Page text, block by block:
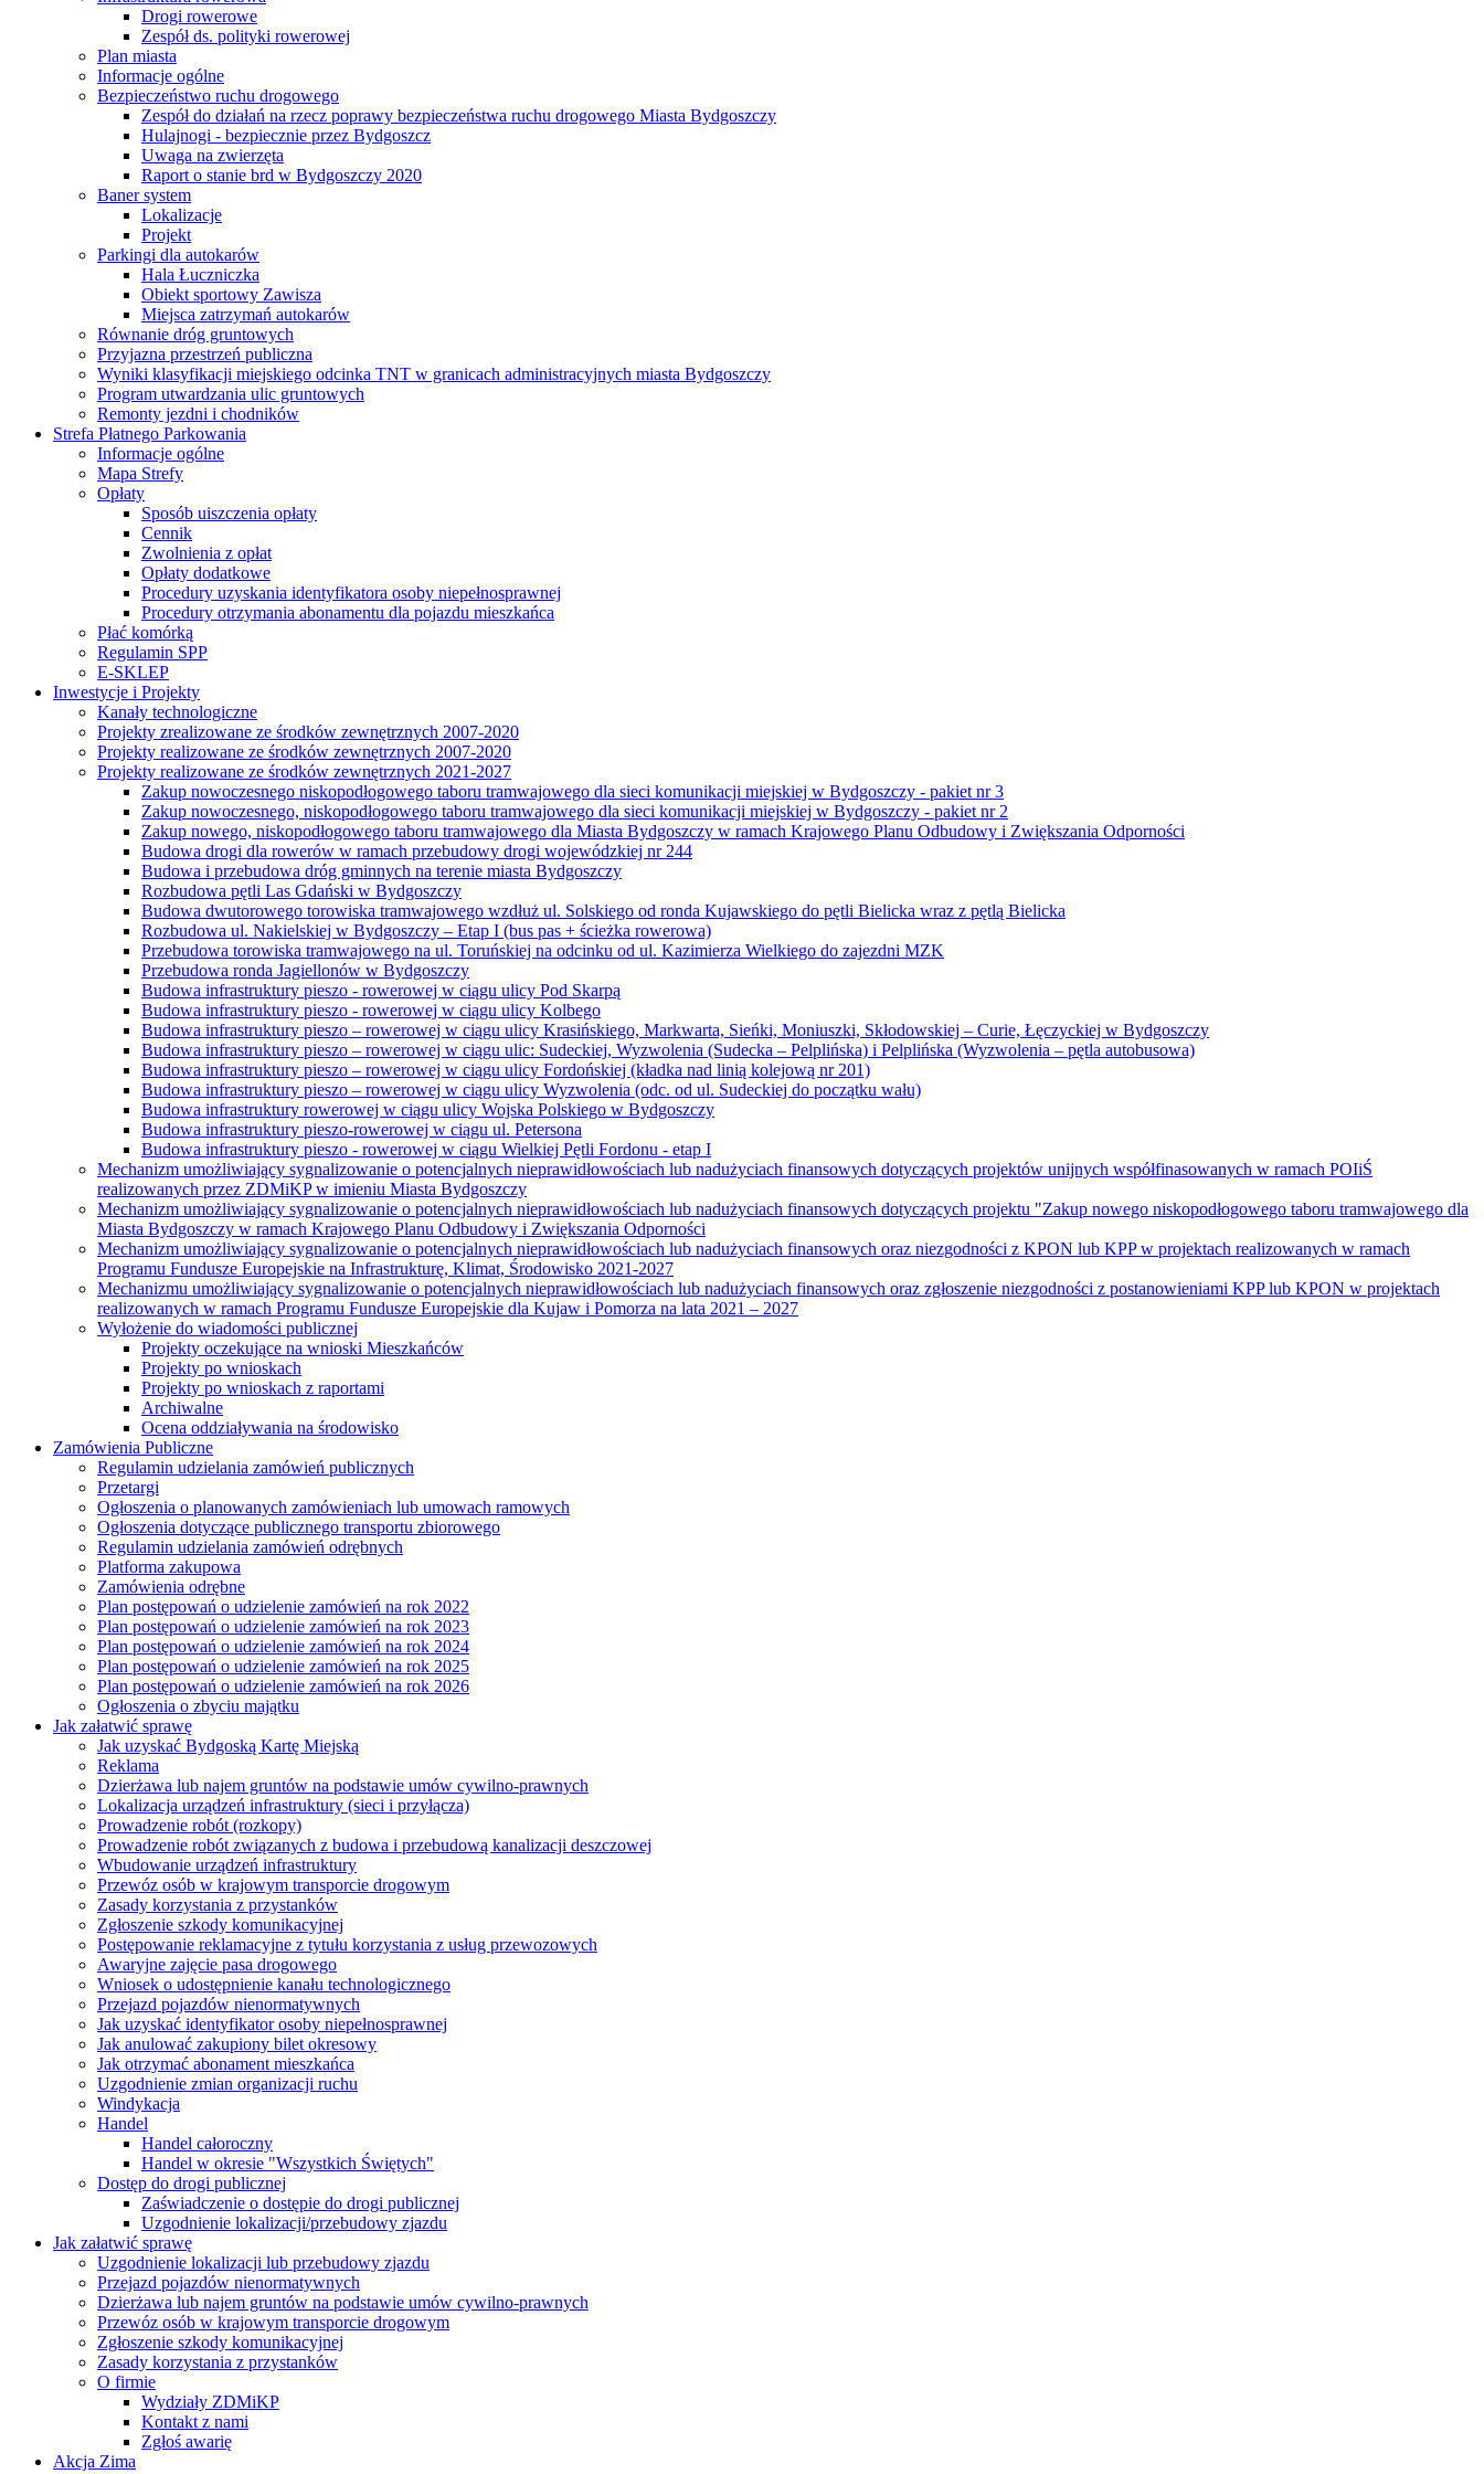
Drogi rowerowe
Zespół ds. polityki rowerowej
Plan miasta
Informacje ogólne
Bezpieczeństwo ruchu drogowego
Zespół do działań na rzecz poprawy bezpieczeństwa ruchu drogowego Miasta Bydgoszczy
Hulajnogi - bezpiecznie przez Bydgoszcz
Uwaga na zwierzęta
Raport o stanie brd w Bydgoszczy 2020
Baner system
Lokalizacje
Projekt
Parkingi dla autokarów
Hala Łuczniczka
Obiekt sportowy Zawisza
Miejsca zatrzymań autokarów
Równanie dróg gruntowych
Przyjazna przestrzeń publiczna
Wyniki klasyfikacji miejskiego odcinka TNT w granicach administracyjnych miasta Bydgoszczy
Program utwardzania ulic gruntowych
Remonty jezdni i chodników
Strefa Płatnego Parkowania
Informacje ogólne
Mapa Strefy
Opłaty
Sposób uiszczenia opłaty
Cennik
Zwolnienia z opłat
Opłaty dodatkowe
Procedury uzyskania identyfikatora osoby niepełnosprawnej
Procedury otrzymania abonamentu dla pojazdu mieszkańca
Płać komórką
Regulamin SPP
E-SKLEP
Inwestycje i Projekty
Kanały technologiczne
Projekty zrealizowane ze środków zewnętrznych 2007-2020
Projekty realizowane ze środków zewnętrznych 2007-2020
Projekty realizowane ze środków zewnętrznych 2021-2027
Zakup nowoczesnego niskopodłogowego taboru tramwajowego dla sieci komunikacji miejskiej w Bydgoszczy - pakiet nr 3
Zakup nowoczesnego, niskopodłogowego taboru tramwajowego dla sieci komunikacji miejskiej w Bydgoszczy - pakiet nr 2
Zakup nowego, niskopodłogowego taboru tramwajowego dla Miasta Bydgoszczy w ramach Krajowego Planu Odbudowy i Zwiększania Odporności
Budowa drogi dla rowerów w ramach przebudowy drogi wojewódzkiej nr 244
Budowa i przebudowa dróg gminnych na terenie miasta Bydgoszczy
Rozbudowa pętli Las Gdański w Bydgoszczy
Budowa dwutorowego torowiska tramwajowego wzdłuż ul. Solskiego od ronda Kujawskiego do pętli Bielicka wraz z pętlą Bielicka
Rozbudowa ul. Nakielskiej w Bydgoszczy – Etap I (bus pas + ścieżka rowerowa)
Przebudowa torowiska tramwajowego na ul. Toruńskiej na odcinku od ul. Kazimierza Wielkiego do zajezdni MZK
Przebudowa ronda Jagiellonów w Bydgoszczy
Budowa infrastruktury pieszo - rowerowej w ciągu ulicy Pod Skarpą
Budowa infrastruktury pieszo - rowerowej w ciągu ulicy Kolbego
Budowa infrastruktury pieszo – rowerowej w ciągu ulicy Krasińskiego, Markwarta, Sieńki, Moniuszki, Skłodowskiej – Curie, Łęczyckiej w Bydgoszczy
Budowa infrastruktury pieszo – rowerowej w ciągu ulic: Sudeckiej, Wyzwolenia (Sudecka – Pelplińska) i Pelplińska (Wyzwolenia – pętla autobusowa)
Budowa infrastruktury pieszo – rowerowej w ciągu ulicy Fordońskiej (kładka nad linią kolejową nr 201)
Budowa infrastruktury pieszo – rowerowej w ciągu ulicy Wyzwolenia (odc. od ul. Sudeckiej do początku wału)
Budowa infrastruktury rowerowej w ciągu ulicy Wojska Polskiego w Bydgoszczy
Budowa infrastruktury pieszo-rowerowej w ciągu ul. Petersona
Budowa infrastruktury pieszo - rowerowej w ciągu Wielkiej Pętli Fordonu - etap I
Mechanizm umożliwiający sygnalizowanie o potencjalnych nieprawidłowościach lub nadużyciach finansowych dotyczących projektów unijnych współfinasowanych w ramach POIiŚ
realizowanych przez ZDMiKP w imieniu Miasta Bydgoszczy
Mechanizm umożliwiający sygnalizowanie o potencjalnych nieprawidłowościach lub nadużyciach finansowych dotyczących projektu "Zakup nowego niskopodłogowego taboru tramwajowego dla
Miasta Bydgoszczy w ramach Krajowego Planu Odbudowy i Zwiększania Odporności
Mechanizm umożliwiający sygnalizowanie o potencjalnych nieprawidłowościach lub nadużyciach finansowych oraz niezgodności z KPON lub KPP w projektach realizowanych w ramach
Programu Fundusze Europejskie na Infrastrukturę, Klimat, Środowisko 2021-2027
Mechanizmu umożliwiający sygnalizowanie o potencjalnych nieprawidłowościach lub nadużyciach finansowych oraz zgłoszenie niezgodności z postanowieniami KPP lub KPON w projektach
realizowanych w ramach Programu Fundusze Europejskie dla Kujaw i Pomorza na lata 2021 – 2027
Wyłożenie do wiadomości publicznej
Projekty oczekujące na wnioski Mieszkańców
Projekty po wnioskach
Projekty po wnioskach z raportami
Archiwalne
Ocena oddziaływania na środowisko
Zamówienia Publiczne
Regulamin udzielania zamówień publicznych
Przetargi
Ogłoszenia o planowanych zamówieniach lub umowach ramowych
Ogłoszenia dotyczące publicznego transportu zbiorowego
Regulamin udzielania zamówień odrębnych
Platforma zakupowa
Zamówienia odrębne
Plan postępowań o udzielenie zamówień na rok 2022
Plan postępowań o udzielenie zamówień na rok 2023
Plan postępowań o udzielenie zamówień na rok 2024
Plan postępowań o udzielenie zamówień na rok 2025
Plan postępowań o udzielenie zamówień na rok 2026
Ogłoszenia o zbyciu majątku
Jak załatwić sprawę
Jak uzyskać Bydgoską Kartę Miejską
Reklama
Dzierżawa lub najem gruntów na podstawie umów cywilno-prawnych
Lokalizacja urządzeń infrastruktury (sieci i przyłącza)
Prowadzenie robót (rozkopy)
Prowadzenie robót związanych z budowa i przebudową kanalizacji deszczowej
Wbudowanie urządzeń infrastruktury
Przewóz osób w krajowym transporcie drogowym
Zasady korzystania z przystanków
Zgłoszenie szkody komunikacyjnej
Postępowanie reklamacyjne z tytułu korzystania z usług przewozowych
Awaryjne zajęcie pasa drogowego
Wniosek o udostępnienie kanału technologicznego
Przejazd pojazdów nienormatywnych
Jak uzyskać identyfikator osoby niepełnosprawnej
Jak anulować zakupiony bilet okresowy
Jak otrzymać abonament mieszkańca
Uzgodnienie zmian organizacji ruchu
Windykacja
Handel
Handel całoroczny
Handel w okresie "Wszystkich Świętych"
Dostęp do drogi publicznej
Zaświadczenie o dostępie do drogi publicznej
Uzgodnienie lokalizacji/przebudowy zjazdu
Jak załatwić sprawę
Uzgodnienie lokalizacji lub przebudowy zjazdu
Przejazd pojazdów nienormatywnych
Dzierżawa lub najem gruntów na podstawie umów cywilno-prawnych
Przewóz osób w krajowym transporcie drogowym
Zgłoszenie szkody komunikacyjnej
Zasady korzystania z przystanków
O firmie
Wydziały ZDMiKP
Kontakt z nami
Zgłoś awarię
Akcja Zima